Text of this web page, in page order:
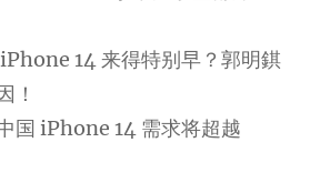
14 来得特别早？郭明錤
！
国 iPhone 14 需求将超越